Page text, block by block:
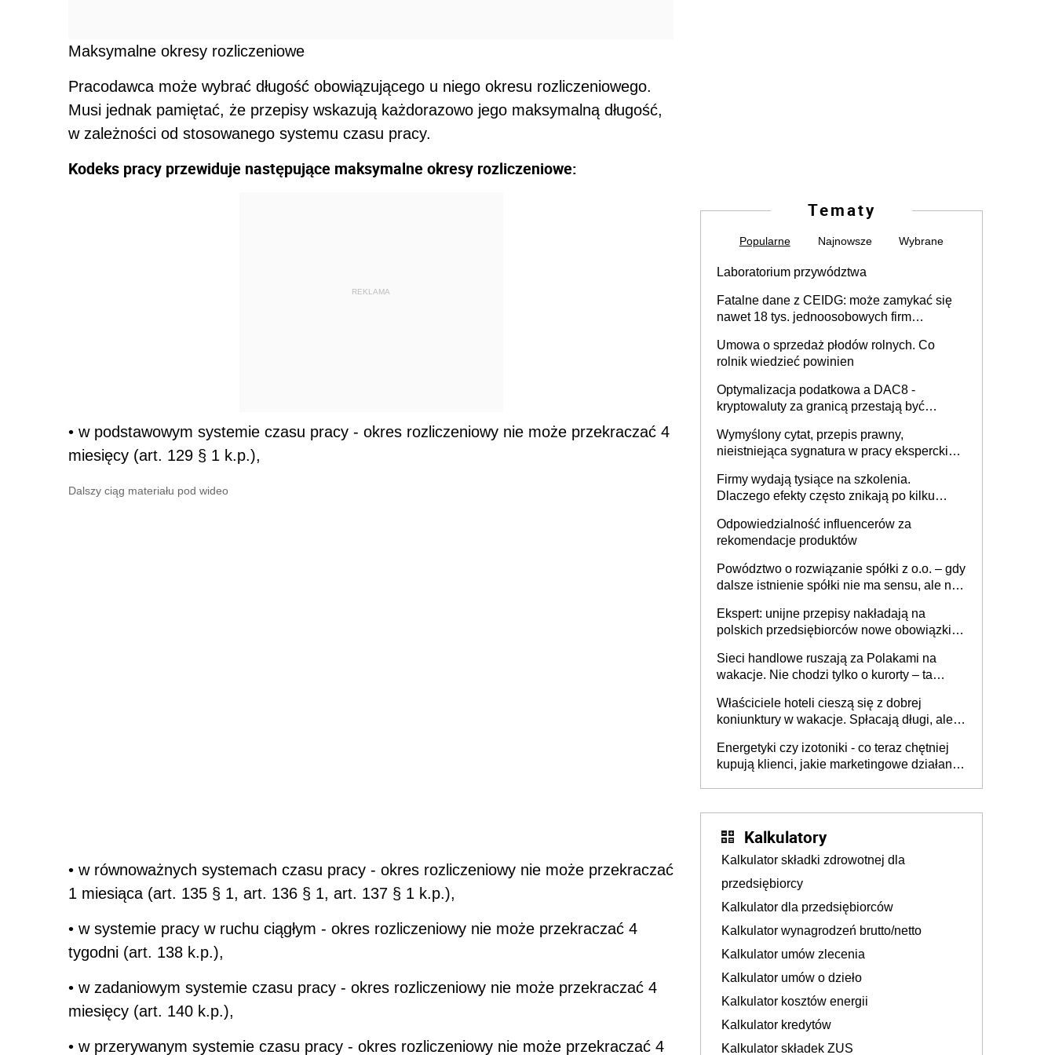
Maksymalne okresy rozliczeniowe
Pracodawca może wybrać długość obowiązującego u niego okresu rozliczeniowego.
Musi jednak pamiętać, że przepisy wskazują każdorazowo jego maksymalną długość,
w zależności od stosowanego systemu czasu pracy.
Kodeks pracy przewiduje następujące maksymalne okresy rozliczeniowe:
REKLAMA
• w podstawowym systemie czasu pracy - okres rozliczeniowy nie może przekraczać 4
miesięcy (art. 129 § 1 k.p.),
Dalszy ciąg materiału pod wideo
• w równoważnych systemach czasu pracy - okres rozliczeniowy nie może przekraczać
1 miesiąca (art. 135 § 1, art. 136 § 1, art. 137 § 1 k.p.),
• w systemie pracy w ruchu ciągłym - okres rozliczeniowy nie może przekraczać 4
tygodni (art. 138 k.p.),
• w zadaniowym systemie czasu pracy - okres rozliczeniowy nie może przekraczać 4
miesięcy (art. 140 k.p.),
• w przerywanym systemie czasu pracy - okres rozliczeniowy nie może przekraczać 4
Tematy
Popularne Najnowsze Wybrane
Laboratorium przywództwa
Fatalne dane z CEIDG: może zamykać się
nawet 18 tys. jednoosobowych firm
Umowa o sprzedaż płodów rolnych. Co
rolnik wiedzieć powinien
Optymalizacja podatkowa a DAC8 -
kryptowaluty za granicą przestają być
Wymyślony cytat, przepis prawny,
nieistniejąca sygnatura w pracy eksperckiej -
firmie
Firmy wydają tysiące na szkolenia.
Dlaczego efekty często znikają po kilku
Odpowiedzialność influencerów za
rekomendacje produktów
Powództwo o rozwiązanie spółki z o.o. – gdy
dalsze istnienie spółki nie ma sensu, ale nie
Ekspert: unijne przepisy nakładają na
polskich przedsiębiorców nowe obowiązki w
Sieci handlowe ruszają za Polakami na
wakacje. Nie chodzi tylko o kurorty – ta
tam, gdzie wielu spędzi urlop po cichu
Właściciele hoteli cieszą się z dobrej
koniunktury w wakacje. Spłacają długi, ale
Energetyki czy izotoniki - co teraz chętniej
kupują klienci, jakie marketingowe działania
Kalkulatory
Kalkulator składki zdrowotnej dla
przedsiębiorcy
Kalkulator dla przedsiębiorców
Kalkulator wynagrodzeń brutto/netto
Kalkulator umów zlecenia
Kalkulator umów o dzieło
Kalkulator kosztów energii
Kalkulator kredytów
Kalkulator składek ZUS